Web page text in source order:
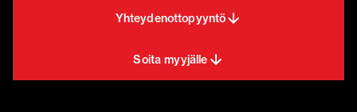
Yhteydenottopyyntö
Soita myyjälle